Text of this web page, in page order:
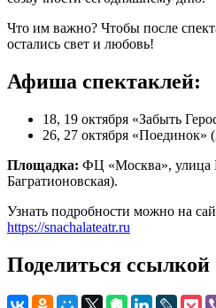
Что им важно? Чтобы после
остались свет и любовь!
Афиша спектаклей:
18, 19 октября «Забыть
26, 27 октября «Поединок»
Площадка: ФЦ «Москва», улица
Багратионовская).
Узнать подробности можно на
https://snachalateatr.ru
Поделиться ссылкой